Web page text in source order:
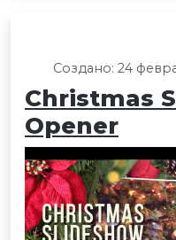
Создано: 24
Christmas
Opener